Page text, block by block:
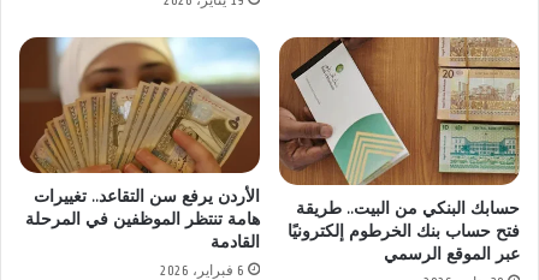
حسابك البنكي من البيت.. طريقة
فتح حساب بنك الخرطوم إلكترونيًا
عبر الموقع الرسمي
الأردن يرفع سن التقاعد.. تغييرات
هامة تنتظر الموظفين في المرحلة
القادمة
6 فبراير، 2026